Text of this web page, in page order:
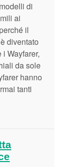
& Vacanze
di
ai
il
diventato
Wayfarer,
da sole
hanno
tanti